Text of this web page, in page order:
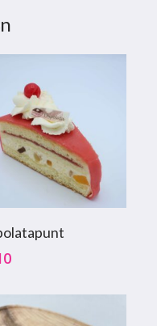
Winkelwagen